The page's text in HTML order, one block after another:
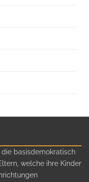
die basisdemokratisch
welche ihre Kinder